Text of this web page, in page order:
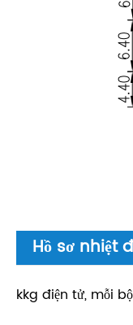
Hồ sơ nhiệt
kkg điện tử, mỗi